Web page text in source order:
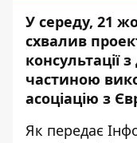
У середу, 21
схвалив
консультації
частиною
асоціацію з
Як передає